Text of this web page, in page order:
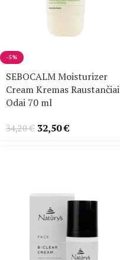
-5%
SEBOCALM Moisturizer
Cream Kremas Raustančiai
Odai 70 ml
34,20€ 32,50€